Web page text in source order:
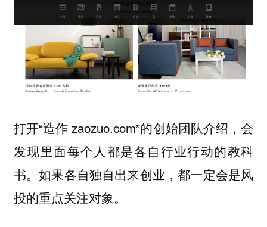
打开“造作 zaozuo.com”的创始团队介绍，会
发现里面每个人都是各自行业行动的教科
书。如果各自独自出来创业，都一定会是风
投的重点关注对象。